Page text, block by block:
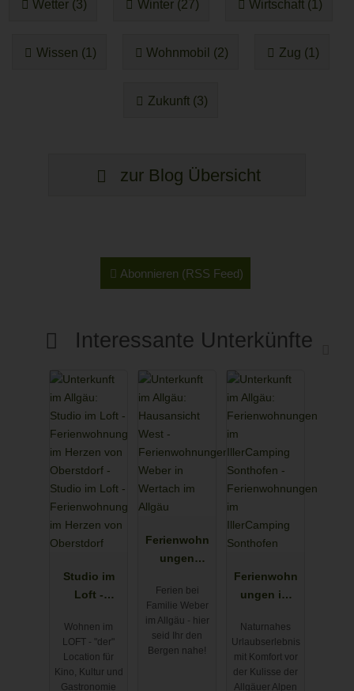
Wetter (3) Winter (27) Wirtschaft (1)
Wissen (1) Wohnmobil (2) Zug (1)
Zukunft (3)
zur Blog Übersicht
Abonnieren (RSS Feed)
Interessante Unterkünfte
Studio im
Loft -
ung im
Herzen von
Oberstdorf
Wohnen im
LOFT - "der"
Location für
Kino, Kultur und
Gastronomie
Ferienwohn
ungen
Wertach im
Allgäu
Ferien bei
Familie Weber
im Allgäu - hier
seid Ihr den
Bergen nahe!
Ferienwohn
ungen im
Sonthofen
Naturnahes
Urlaubserlebnis
mit Komfort vor
der Kulisse der
Allgäuer Alpen